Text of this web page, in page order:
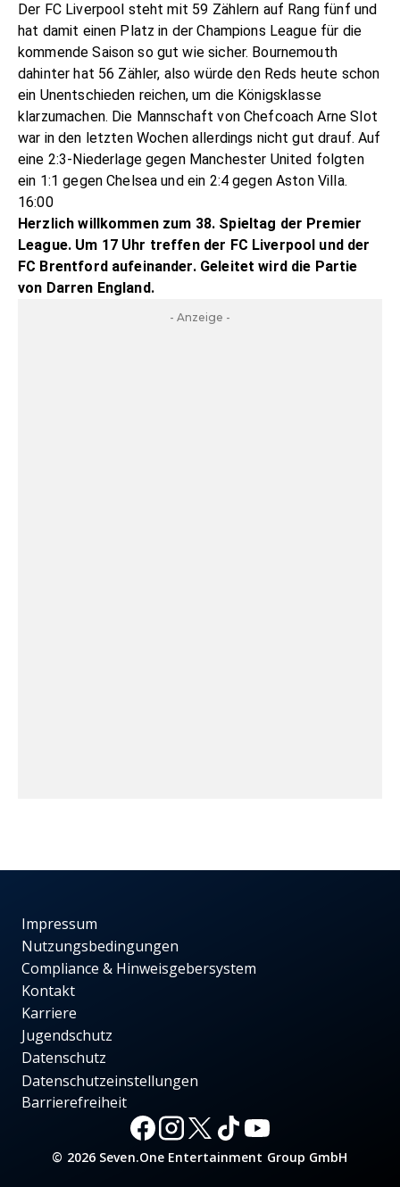
Der FC Liverpool steht mit 59 Zählern auf Rang fünf und
hat damit einen Platz in der Champions League für die
kommende Saison so gut wie sicher. Bournemouth
dahinter hat 56 Zähler, also würde den Reds heute schon
ein Unentschieden reichen, um die Königsklasse
klarzumachen. Die Mannschaft von Chefcoach Arne Slot
war in den letzten Wochen allerdings nicht gut drauf. Auf
eine 2:3-Niederlage gegen Manchester United folgten
ein 1:1 gegen Chelsea und ein 2:4 gegen Aston Villa.
16:00
Herzlich willkommen zum 38. Spieltag der Premier
League. Um 17 Uhr treffen der FC Liverpool und der
FC Brentford aufeinander. Geleitet wird die Partie
von Darren England.
- Anzeige -
Impressum
Nutzungsbedingungen
Compliance & Hinweisgebersystem
Kontakt
Karriere
Jugendschutz
Datenschutz
Datenschutzeinstellungen
Barrierefreiheit
© 2026 Seven.One Entertainment Group GmbH